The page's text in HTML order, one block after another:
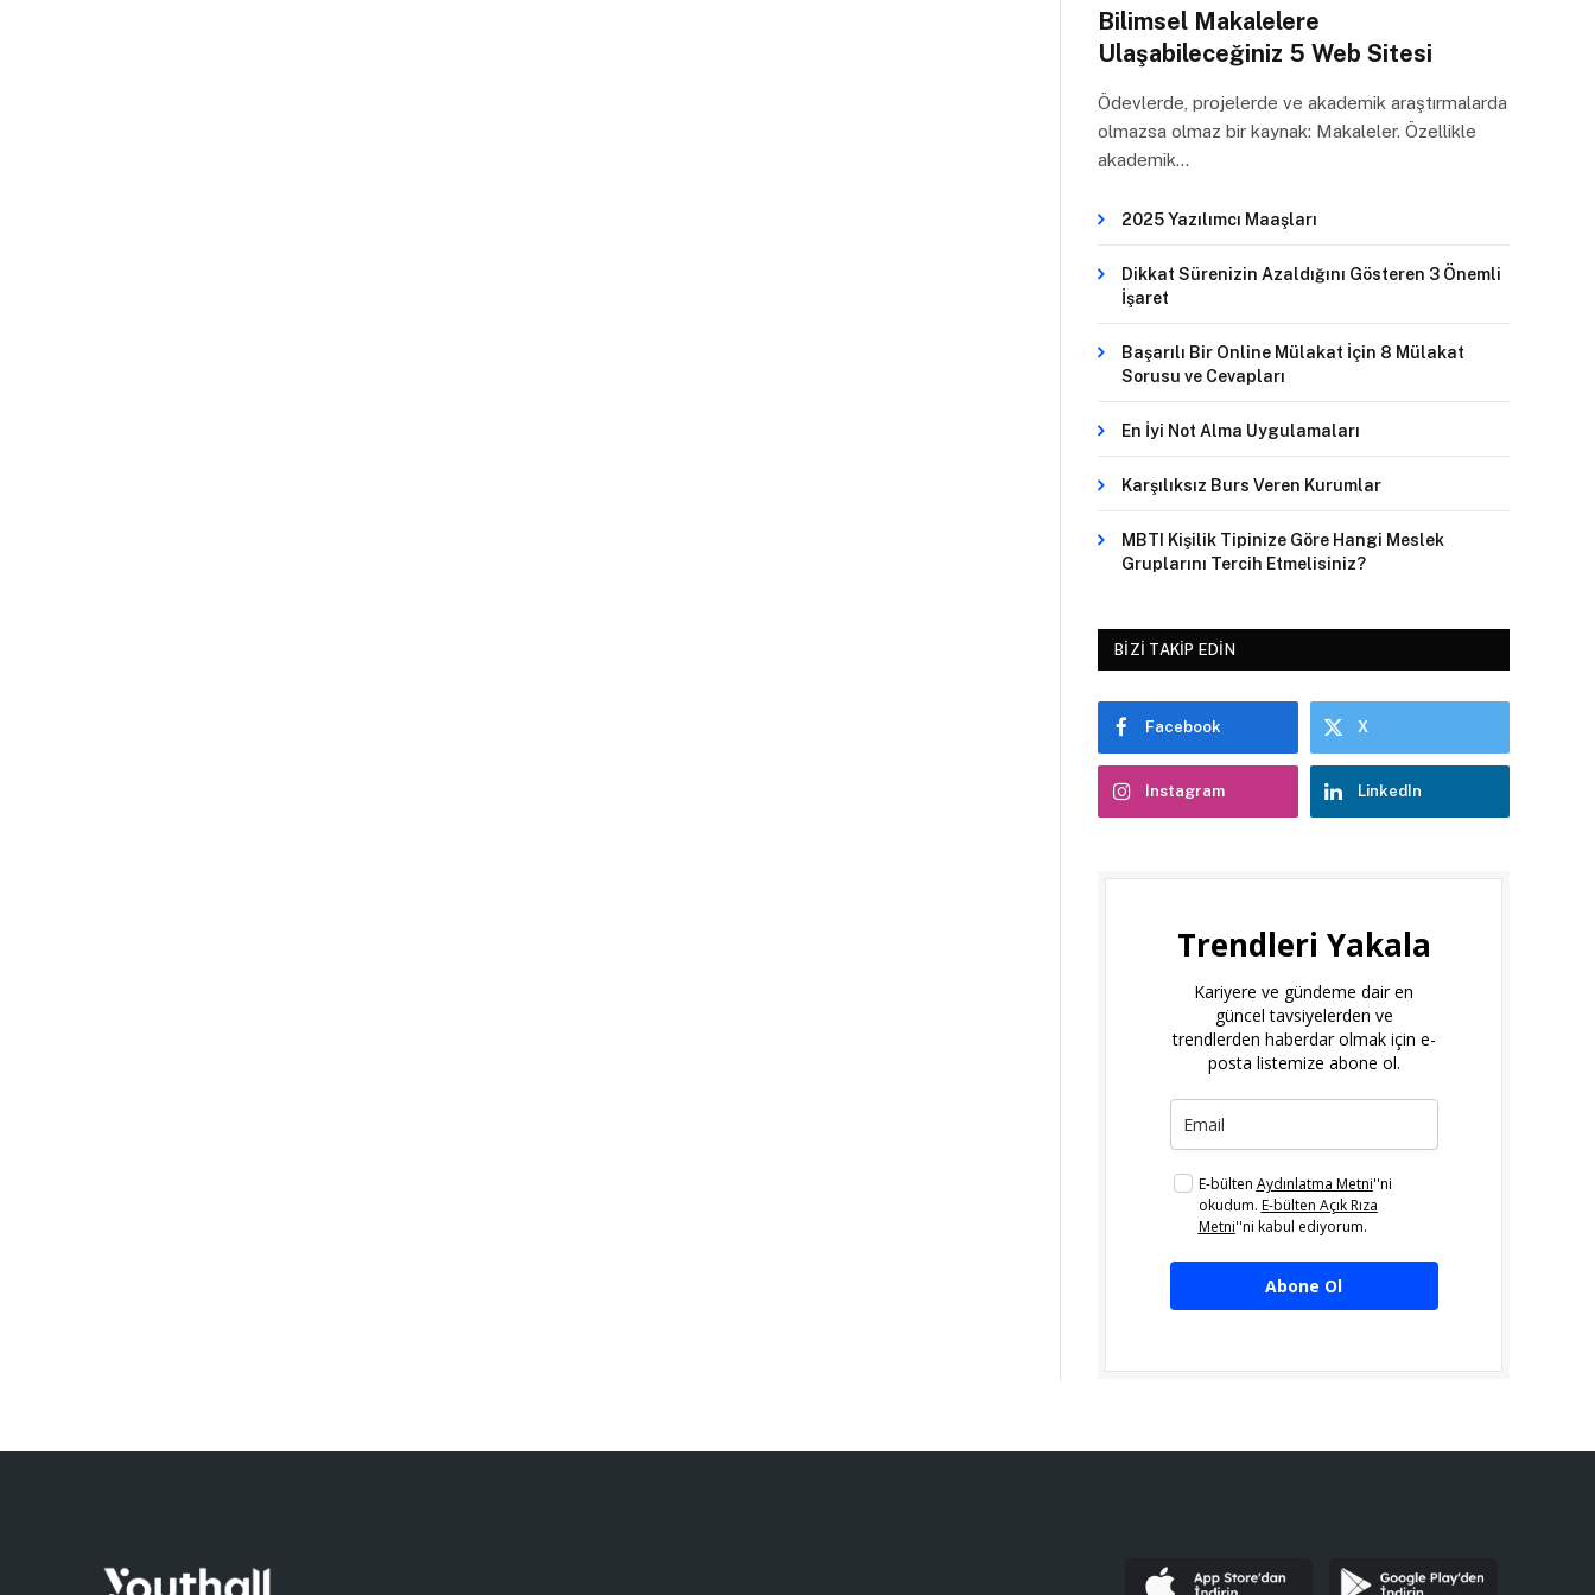
Bilimsel Makalelere
Ulaşabileceğiniz 5 Web Sitesi
Ödevlerde, projelerde ve akademik araştırmalarda
olmazsa olmaz bir kaynak: Makaleler. Özellikle
akademik…
2025 Yazılımcı Maaşları
Dikkat Sürenizin Azaldığını Gösteren 3 Önemli
İşaret
Başarılı Bir Online Mülakat İçin 8 Mülakat
Sorusu ve Cevapları
En İyi Not Alma Uygulamaları
Karşılıksız Burs Veren Kurumlar
MBTI Kişilik Tipinize Göre Hangi Meslek
Gruplarını Tercih Etmelisiniz?
BIZI TAKIP EDIN
Facebook X
Instagram LinkedIn
Trendleri Yakala
Kariyere ve gündeme dair en
güncel tavsiyelerden ve
trendlerden haberdar olmak için e-
posta listemize abone ol.
E-bülten Aydınlatma Metni''ni
okudum. E-bülten Açık Rıza
Metni''ni kabul ediyorum.
Abone Ol